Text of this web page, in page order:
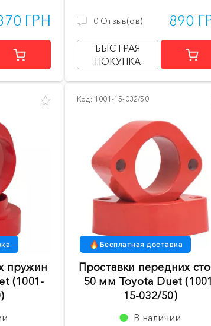
ГРН 0 Отзыв(ов) 890
БЫСТРАЯ
ПОКУПКА
пружин
(1001-
Код: 1001-15-032/50
Бесплатная доставка
Проставки передних
50 мм Toyota Duet
15-032/50)
В наличии